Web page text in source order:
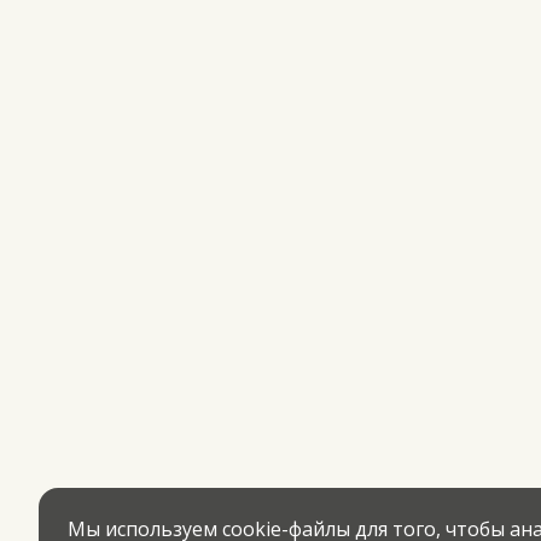
Мы используем cookie-файлы для того, чтобы